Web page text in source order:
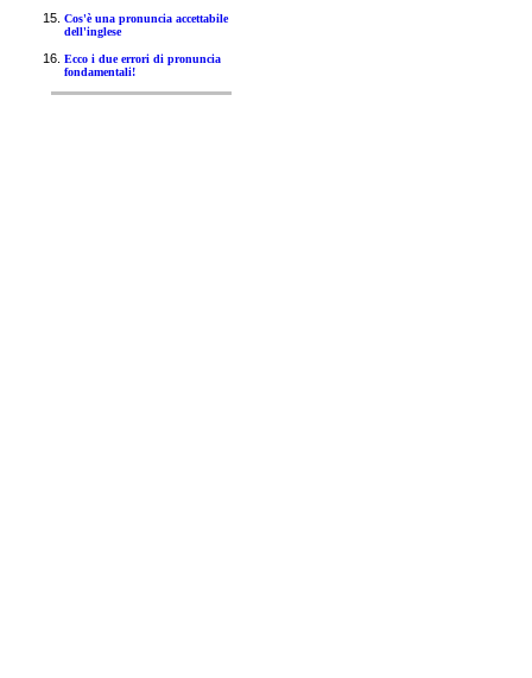
Cos'è una pronuncia accettabile
dell'inglese
Ecco i due errori di pronuncia
fondamentali!